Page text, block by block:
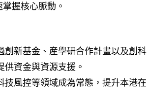
握核心脈動。
新基金、産學研合作計畫以及創科
資金與資源支援。
風控等領域成為常態，提升本港在